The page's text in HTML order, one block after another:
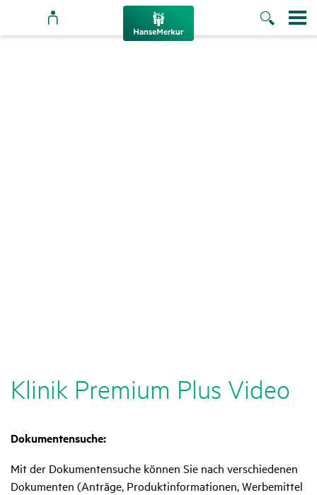
Klinik Premium Plus Video
Doku­men­ten­suche:
Mit der Doku­men­ten­suche können Sie nach verschie­denen
Doku­menten (Anträge, Produkt­in­for­ma­tionen, Werbe­mittel